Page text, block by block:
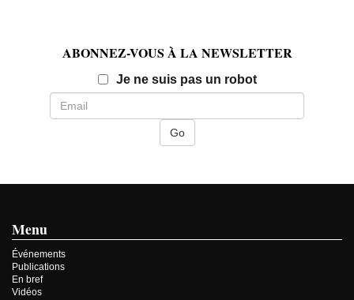
ABONNEZ-VOUS À LA NEWSLETTER
Je ne suis pas un robotEmail
Menu
Événements
Publications
En bref
Vidéos